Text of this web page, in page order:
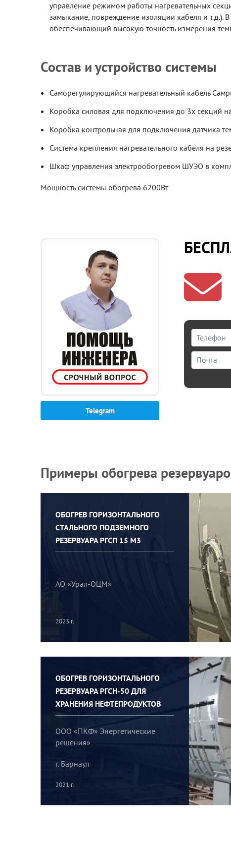
управление режимом работы нагревательных
замыкание, повреждение изоляции кабеля и
обеспечивающий высокую точность измерения
Состав и устройство системы
Саморегулирующийся нагревательный кабель
Коробка силовая для подключения до 3х секций
Коробка контрольная для подключения датчика
Система крепления нагревательного кабеля на
Шкаф управления электрообогревом ШУЭО в
Мощность системы обогрева 6200Вт
Telegram
Примеры обогрева
ОБОГРЕВ ГОРИЗОНТАЛЬНОГО
СТАЛЬНОГО ПОДЗЕМНОГО
РЕЗЕРВУАРА РГСП 15 М3
АО «Урал-ОЦМ»
2023 г.
ОБОГРЕВ ГОРИЗОНТАЛЬНОГО
РЕЗЕРВУАРА РГСН-50 ДЛЯ
ХРАНЕНИЯ НЕФТЕПРОДУКТОВ
ООО «ПКФ» Энергетические
решения»
г. Барнаул
2021 г.